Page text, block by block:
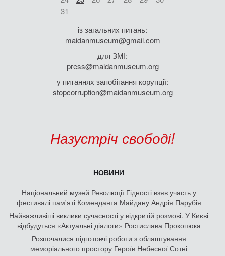
31
із загальних питань:
maidanmuseum@gmail.com
для ЗМІ:
press@maidanmuseum.org
у питаннях запобігання корупції:
stopcorruption@maidanmuseum.org
Назустріч свободі!
НОВИНИ
Національний музей Революції Гідності взяв участь у
фестивалі пам'яті Коменданта Майдану Андрія Парубія
Найважливіші виклики сучасності у відкритій розмові. У Києві
відбудуться «Актуальні діалоги» Ростислава Прокопюка
Розпочалися підготовчі роботи з облаштування
меморіального простору Героїв Небесної Сотні